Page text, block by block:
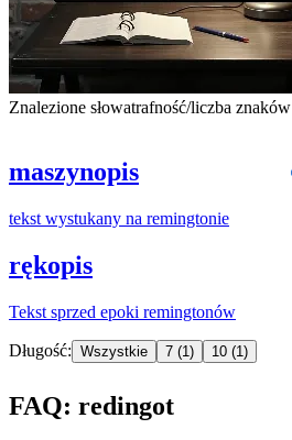
Znalezione słowatrafność/liczba znaków
maszynopis
tekst wystukany na remingtonie
rękopis
Tekst sprzed epoki remingtonów
Długość: Wszystkie 7 (1) 10 (1)
FAQ: redingot